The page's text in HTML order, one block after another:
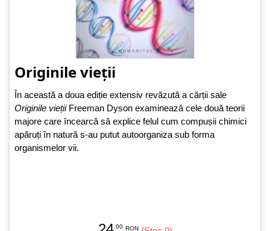
Originile vieții
În această a doua ediție extensiv revăzută a cărții sale
Originile viețiiFreeman Dyson examinează cele două teorii
majore care încearcă să explice felul cum compușii chimici
apăruți în natură s-au putut autoorganiza sub forma
organismelor vii.
.00 RON